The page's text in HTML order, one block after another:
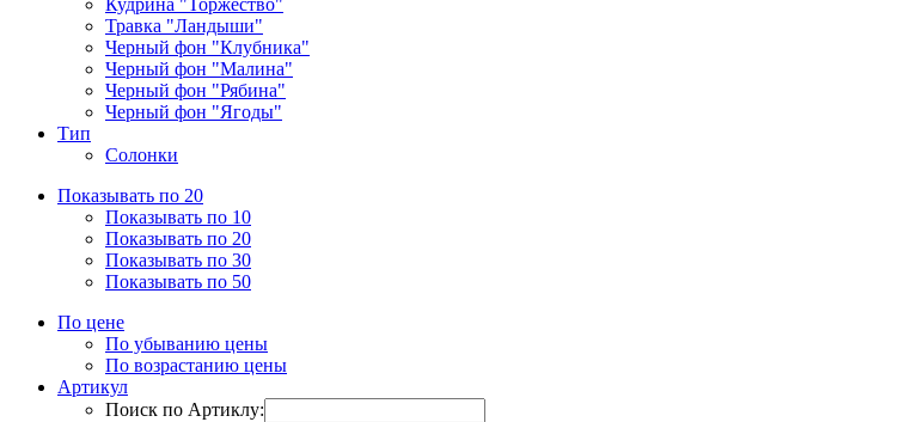
Кудрина "Торжество"
Травка "Ландыши"
Черный фон "Клубника"
Черный фон "Малина"
Черный фон "Рябина"
Черный фон "Ягоды"
Тип
Солонки
Показывать по 20
Показывать по 10
Показывать по 20
Показывать по 30
Показывать по 50
По цене
По убыванию цены
По возрастанию цены
Артикул
Поиск по Артиклу: